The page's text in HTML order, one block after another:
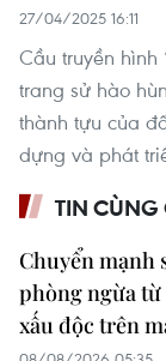
27/04/2025 16:11
Cầu truyền hình
trang sử hào
thành tựu của
dựng và phát
TIN CÙNG
Chuyển mạnh
phòng ngừa
xấu độc trên